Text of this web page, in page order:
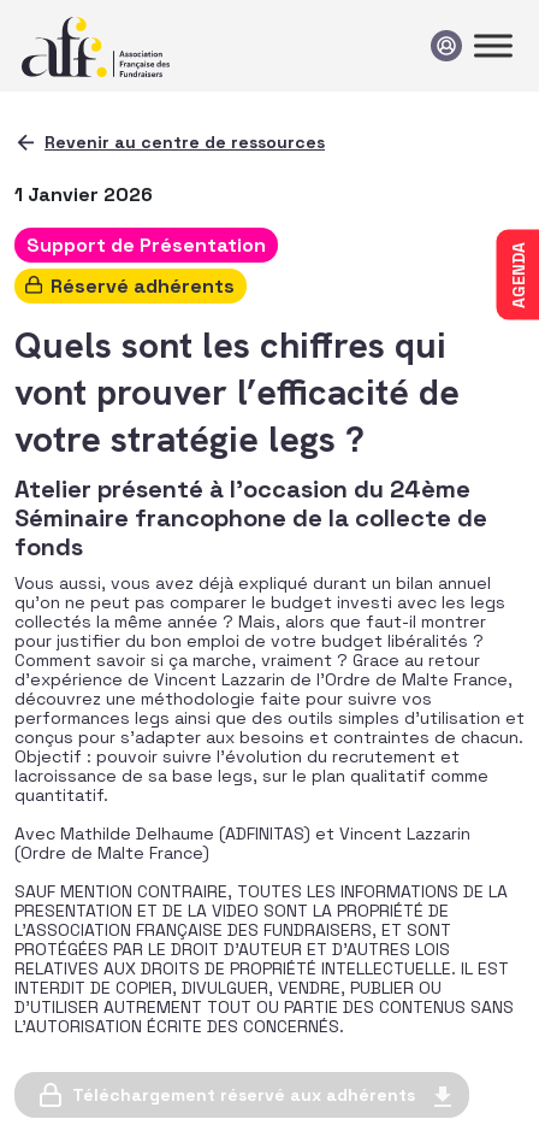
AGENDA
Revenir au centre de ressources
1 Janvier 2026
Support de Présentation
Réservé adhérents
Quels sont les chiffres qui
vont prouver l’efficacité de
votre stratégie legs ?
Atelier présenté à l'occasion du 24ème
Séminaire francophone de la collecte de
fonds
Vous aussi, vous avez déjà expliqué durant un bilan annuel
qu’on ne peut pas comparer le budget investi avec les legs
collectés la même année ? Mais, alors que faut-il montrer
pour justifier du bon emploi de votre budget libéralités ?
Comment savoir si ça marche, vraiment ? Grace au retour
d’expérience de Vincent Lazzarin de l’Ordre de Malte France,
découvrez une méthodologie faite pour suivre vos
performances legs ainsi que des outils simples d’utilisation et
conçus pour s’adapter aux besoins et contraintes de chacun.
Objectif : pouvoir suivre l’évolution du recrutement et
lacroissance de sa base legs, sur le plan qualitatif comme
quantitatif.
Avec Mathilde Delhaume (ADFINITAS) et Vincent Lazzarin
(Ordre de Malte France)
SAUF MENTION CONTRAIRE, TOUTES LES INFORMATIONS DE LA
PRESENTATION ET DE LA VIDEO SONT LA PROPRIÉTÉ DE
L’ASSOCIATION FRANÇAISE DES FUNDRAISERS, ET SONT
PROTÉGÉES PAR LE DROIT D’AUTEUR ET D’AUTRES LOIS
RELATIVES AUX DROITS DE PROPRIÉTÉ INTELLECTUELLE. IL EST
INTERDIT DE COPIER, DIVULGUER, VENDRE, PUBLIER OU
D’UTILISER AUTREMENT TOUT OU PARTIE DES CONTENUS SANS
L’AUTORISATION ÉCRITE DES CONCERNÉS.
Téléchargement réservé aux adhérents